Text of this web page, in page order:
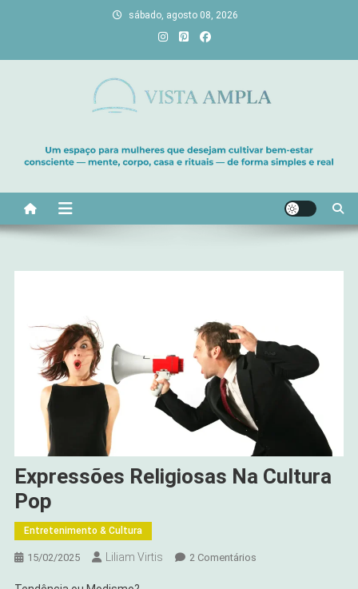
sábado, agosto 08, 2026
bem-estar e encontre seu propósito. Inspiração diária para uma
vida com mais luz e significado!
Expressões Religiosas Na Cultura
Pop
Entretenimento & Cultura
15/02/2025 Liliam Virtis 2 ComentáriosEm